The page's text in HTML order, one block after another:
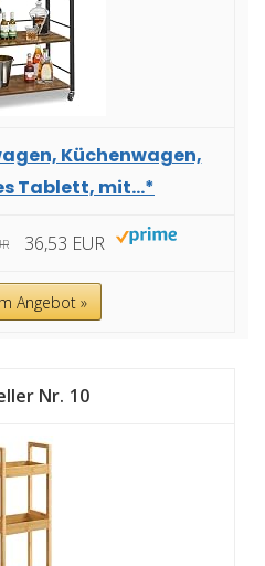
Küchenwagen,
Tablett, mit...*
36,53 EUR
Angebot »
10